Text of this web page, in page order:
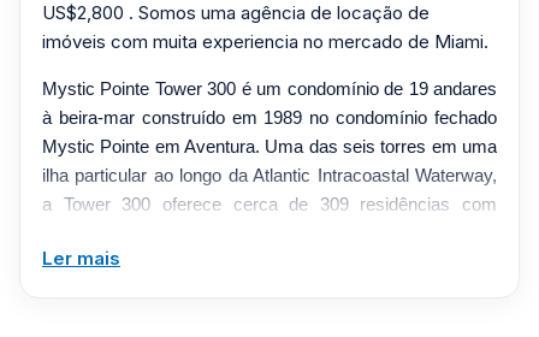
US$2,800 . Somos uma agência de locação de
imóveis com muita experiencia no mercado de Miami.
Mystic Pointe Tower 300 é um condomínio de 19 andares
à beira-mar construído em 1989 no condomínio fechado
Mystic Pointe em Aventura. Uma das seis torres em uma
ilha particular ao longo da Atlantic Intracoastal Waterway,
a Tower 300 oferece cerca de 309 residências com
pés quadrados. As casas apresentam janelas do chão ao
Ler mais